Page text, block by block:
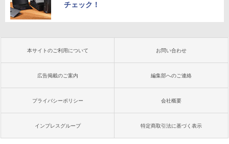
チェック！
本サイトのご利用について お問い合わせ
広告掲載のご案内 編集部へのご連絡
プライバシーポリシー 会社概要
インプレスグループ 特定商取引法に基づく表示